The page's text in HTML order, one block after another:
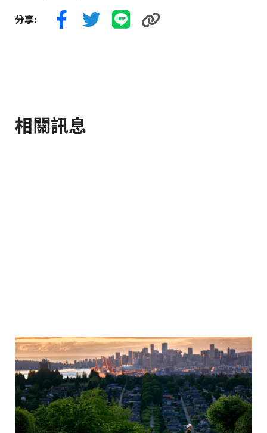
分享:
相關訊息